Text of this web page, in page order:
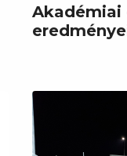
Akadémiai